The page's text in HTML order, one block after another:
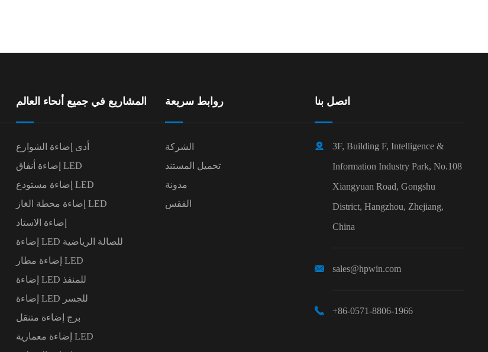
المشاريع في جميع أنحاء العالم
أدى إضاءة الشوارع
إضاءة أنفاق LED
إضاءة مستودع LED
إضاءة محطة الغاز LED
إضاءة الاستاد
إضاءة LED للصالة الرياضية
إضاءة مطار LED
إضاءة LED للمنفذ
إضاءة LED للجسر
برج إضاءة متنقل
إضاءة معمارية LED
روابط سريعة
الشركة
تحميل المستند
مدونة
الفقس
اتصل بنا

3F, Building F, Intelligence &
Information Industry Park, No.108
Xiangyuan Road, Gongshu
District, Hangzhou, Zhejiang,
China
 sales@hpwin.com
 +86-0571-8806-1966